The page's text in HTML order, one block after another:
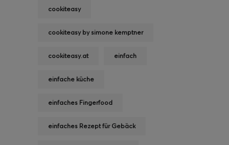
cookiteasy
cookiteasy by simone kemptner
cookiteasy.at einfach
einfache küche
einfaches Fingerfood
einfaches Rezept für Gebäck